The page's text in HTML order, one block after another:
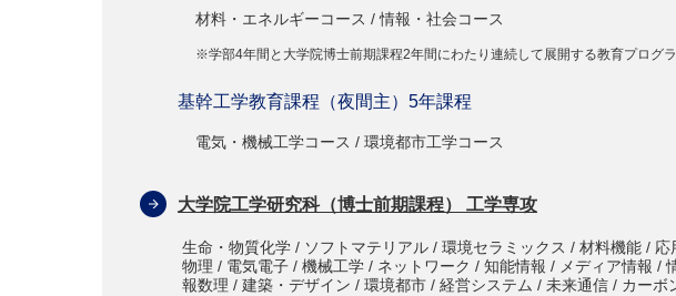
材料・エネルギーコース / 情報・社会コース
※学部4年間と大学院博士前期課程2年間にわたり連続して展開する教育プログラ
基幹工学教育課程（夜間主）5年課程
電気・機械工学コース / 環境都市工学コース
大学院工学研究科（博士前期課程） 工学専攻
生命・物質化学 / ソフトマテリアル / 環境セラミックス / 材料機能 / 応
物理 / 電気電子 / 機械工学 / ネットワーク / 知能情報 / メディア情報 /
報数理 / 建築・デザイン / 環境都市 / 経営システム / 未来通信 / カーボ